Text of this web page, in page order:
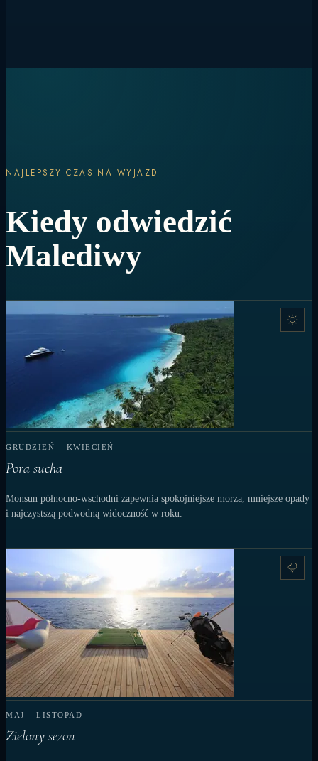
NAJLEPSZY CZAS NA WYJAZD
Kiedy odwiedzić
Malediwy
GRUDZIEŃ – KWIECIEŃ
Pora sucha
Monsun północno-wschodni zapewnia spokojniejsze morza, mniejsze opady
i najczystszą podwodną widoczność w roku.
MAJ – LISTOPAD
Zielony sezon